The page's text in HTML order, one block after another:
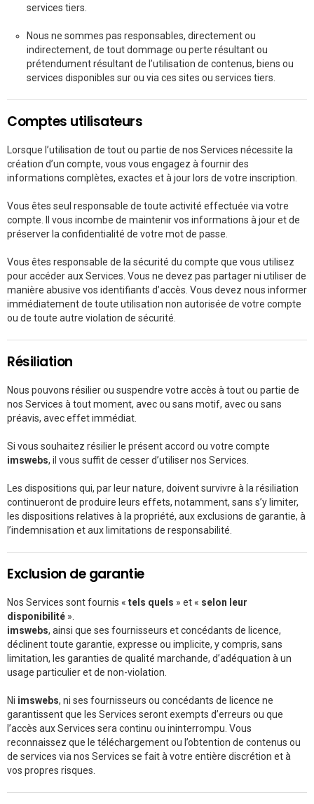
services tiers.
Nous ne sommes pas responsables, directement ou
indirectement, de tout dommage ou perte résultant ou
prétendument résultant de l’utilisation de contenus, biens ou
services disponibles sur ou via ces sites ou services tiers.
Comptes utilisateurs
Lorsque l’utilisation de tout ou partie de nos Services nécessite la
création d’un compte, vous vous engagez à fournir des
informations complètes, exactes et à jour lors de votre inscription.
Vous êtes seul responsable de toute activité effectuée via votre
compte. Il vous incombe de maintenir vos informations à jour et de
préserver la confidentialité de votre mot de passe.
Vous êtes responsable de la sécurité du compte que vous utilisez
pour accéder aux Services. Vous ne devez pas partager ni utiliser de
manière abusive vos identifiants d’accès. Vous devez nous informer
immédiatement de toute utilisation non autorisée de votre compte
ou de toute autre violation de sécurité.
Résiliation
Nous pouvons résilier ou suspendre votre accès à tout ou partie de
nos Services à tout moment, avec ou sans motif, avec ou sans
préavis, avec effet immédiat.
Si vous souhaitez résilier le présent accord ou votre compte
imswebs, il vous suffit de cesser d’utiliser nos Services.
Les dispositions qui, par leur nature, doivent survivre à la résiliation
continueront de produire leurs effets, notamment, sans s’y limiter,
les dispositions relatives à la propriété, aux exclusions de garantie, à
l’indemnisation et aux limitations de responsabilité.
Exclusion de garantie
Nos Services sont fournis « tels quels » et « selon leur
disponibilité ».
imswebs, ainsi que ses fournisseurs et concédants de licence,
déclinent toute garantie, expresse ou implicite, y compris, sans
limitation, les garanties de qualité marchande, d’adéquation à un
usage particulier et de non-violation.
Ni imswebs, ni ses fournisseurs ou concédants de licence ne
garantissent que les Services seront exempts d’erreurs ou que
l’accès aux Services sera continu ou ininterrompu. Vous
reconnaissez que le téléchargement ou l’obtention de contenus ou
de services via nos Services se fait à votre entière discrétion et à
vos propres risques.